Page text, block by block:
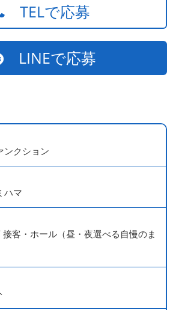
TELで応募
LINEで応募
ンクション
ハマ
客・ホール（昼・夜選べる自慢のま